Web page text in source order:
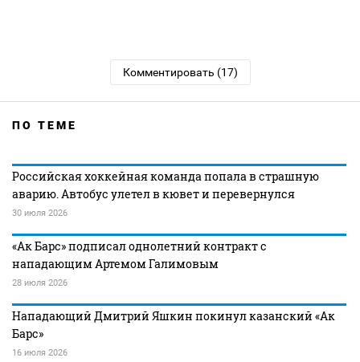
Комментировать (17)
ПО ТЕМЕ
Российская хоккейная команда попала в страшную
аварию. Автобус улетел в кювет и перевернулся
30 июля 2026
«Ак Барс» подписал однолетний контракт с
нападающим Артемом Галимовым
28 июля 2026
Нападающий Дмитрий Яшкин покинул казанский «Ак
Барс»
16 июля 2026